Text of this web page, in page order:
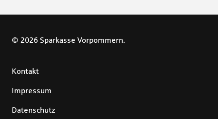
© 2026 Sparkasse Vorpommern.
Kontakt
Impressum
Datenschutz